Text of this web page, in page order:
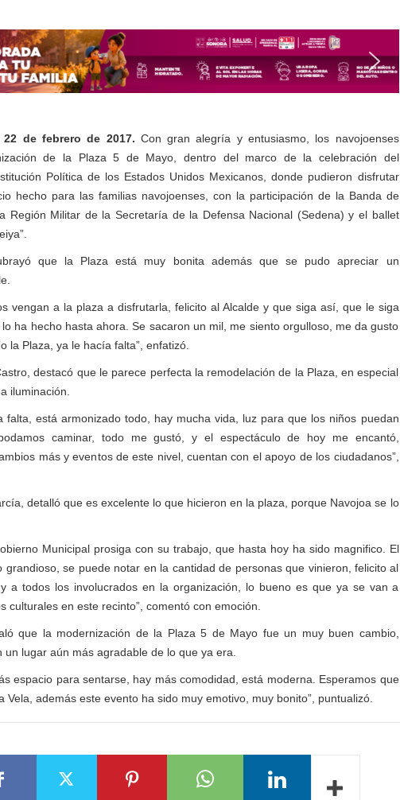
de febrero de 2017. Con gran alegría y entusiasmo, los navojoenses
de la Plaza 5 de Mayo, dentro del marco de la celebración del
Política de los Estados Unidos Mexicanos, donde pudieron disfrutar
hecho para las familias navojoenses, con la participación de la Banda de
Región Militar de la Secretaría de la Defensa Nacional (Sedena) y el ballet
que la Plaza está muy bonita además que se pudo apreciar un
vengan a la plaza a disfrutarla, felicito al Alcalde y que siga así, que le siga
ha hecho hasta ahora. Se sacaron un mil, me siento orgulloso, me da gusto
la Plaza, ya le hacía falta”, enfatizó.
destacó que le parece perfecta la remodelación de la Plaza, en especial
iluminación.
falta, está armonizado todo, hay mucha vida, luz para que los niños puedan
caminar, todo me gustó, y el espectáculo de hoy me encantó,
más y eventos de este nivel, cuentan con el apoyo de los ciudadanos”,
detalló que es excelente lo que hicieron en la plaza, porque Navojoa se lo
Municipal prosiga con su trabajo, que hasta hoy ha sido magnifico. El
grandioso, se puede notar en la cantidad de personas que vinieron, felicito al
y a todos los involucrados en la organización, lo bueno es que ya se van a
culturales en este recinto”, comentó con emoción.
que la modernización de la Plaza 5 de Mayo fue un muy buen cambio,
un lugar aún más agradable de lo que ya era.
espacio para sentarse, hay más comodidad, está moderna. Esperamos que
Vela, además este evento ha sido muy emotivo, muy bonito”, puntualizó.